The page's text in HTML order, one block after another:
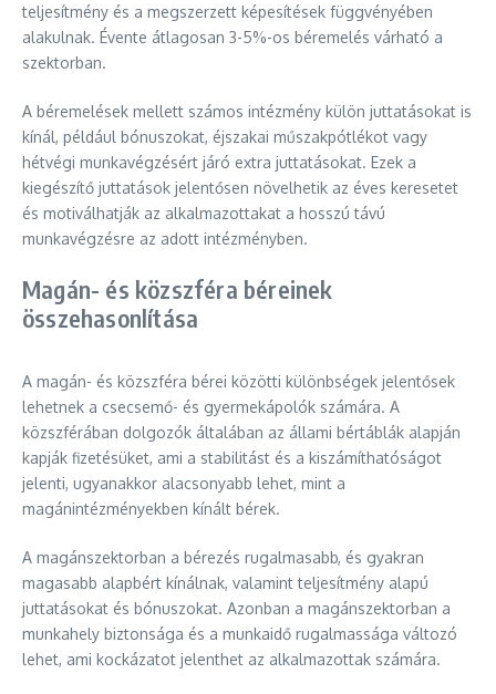
teljesítmény és a megszerzett képesítések függvényében
alakulnak. Évente átlagosan 3-5%-os béremelés várható a
szektorban.
A béremelések mellett számos intézmény külön juttatásokat is
kínál, például bónuszokat, éjszakai műszakpótlékot vagy
hétvégi munkavégzésért járó extra juttatásokat. Ezek a
kiegészítő juttatások jelentősen növelhetik az éves keresetet
és motiválhatják az alkalmazottakat a hosszú távú
munkavégzésre az adott intézményben.
Magán- és közszféra béreinek
összehasonlítása
A magán- és közszféra bérei közötti különbségek jelentősek
lehetnek a csecsemő- és gyermekápolók számára. A
közszférában dolgozók általában az állami bértáblák alapján
kapják fizetésüket, ami a stabilitást és a kiszámíthatóságot
jelenti, ugyanakkor alacsonyabb lehet, mint a
magánintézményekben kínált bérek.
A magánszektorban a bérezés rugalmasabb, és gyakran
magasabb alapbért kínálnak, valamint teljesítmény alapú
juttatásokat és bónuszokat. Azonban a magánszektorban a
munkahely biztonsága és a munkaidő rugalmassága változó
lehet, ami kockázatot jelenthet az alkalmazottak számára.